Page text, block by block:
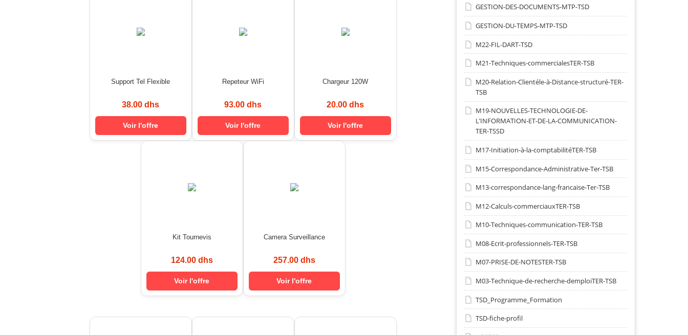
Support Tel Flexible
38.00 dhs
Voir l'offre
Repeteur WiFi
93.00 dhs
Voir l'offre
Chargeur 120W
20.00 dhs
Voir l'offre
Kit Tournevis
124.00 dhs
Voir l'offre
Camera Surveillance
257.00 dhs
Voir l'offre
GESTION-DES-DOCUMENTS-MTP-TSD
GESTION-DU-TEMPS-MTP-TSD
M22-FIL-DART-TSD
M21-Techniques-commercialesTER-TSB
M20-Relation-Clientéle-à-Distance-structuré-TER-
TSB
M19-NOUVELLES-TECHNOLOGIE-DE-
L’INFORMATION-ET-DE-LA-COMMUNICATION-
TER-TSSD
M17-Initiation-à-la-comptabilitéTER-TSB
M15-Correspondance-Administrative-Ter-TSB
M13-correspondance-lang-francaise-Ter-TSB
M12-Calculs-commerciauxTER-TSB
M10-Techniques-communication-TER-TSB
M08-Ecrit-professionnels-TER-TSB
M07-PRISE-DE-NOTESTER-TSB
M03-Technique-de-recherche-demploiTER-TSB
TSD_Programme_Formation
TSD-fiche-profil